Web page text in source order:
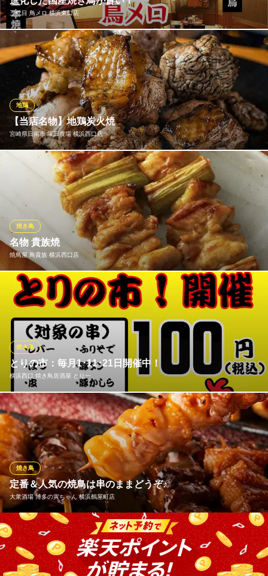
東急東横線横浜駅きた西口 徒歩2分
神奈川県横浜市神奈川区鶴屋町2-13-7 リッチモンドホテル横浜駅前2F
三代目 鳥メロ 横浜東口店
鳥メロの焼鳥が、さらにおいしく進化しました。看板商品の焼き
鳥は、国産チルド原料を使用し、仕込みから焼きまで工程を一
新。冷凍に頼らないチルドならではの鮮度と旨みで、ささみ串は
しっとり、レバー串は濃厚な味わいに。ひと口食べれば違いが分
かる、鳥メロ自慢の焼き鳥をぜひご堪能ください。
三代目 鳥メロ 横浜東口店
居酒屋 飲み放題 宴会
ＪＲ横浜駅東口 徒歩5分
神奈川県横浜市西区高島2-6-32 横浜東口ウィスポートビル2F
【当店名物】地鶏炭火焼
宮崎県日南市 塚田農場 横浜西口店
地鶏
看板料理の「地鶏炭火焼」。豪快な炭火で一気に焼き上げると、
噛むほどに口の中に香ばしい炭の香りが広がります！
宮崎県日南市 塚田農場 横浜西口店
地鶏と九州料理
ＪＲ根岸線横浜駅きた西口 徒歩1分
神奈川県横浜市西区北幸1-1-5 渡辺ビル3F
名物 貴族焼
焼鳥屋 鳥貴族 横浜西口店
焼き鳥
一串に90gという大きさを誇る「名物 貴族焼」は鳥貴族のこだわ
り。 鳥貴族の圧倒的な人気No.1メニューです。 おいしくて大きな
焼鳥でお客様も満足していただけると信じています。
焼鳥屋 鳥貴族 横浜西口店
焼鳥
ＪＲ横浜駅西口 徒歩4分
神奈川県横浜市西区南幸2-12-10 6F
とりの市：毎月1･11･21日開催中！
横浜西口 焼き鳥居酒屋 とり一
焼き鳥
自慢の串焼きは20種類以上！◇一番人気！手作り月見つくね1本3
00円！◇一品料理多数！オススメ黒板メニューも見逃せない！さ
らに！毎月1・11・21日は☆大好評『とりの市』開催！対象の串
焼き1本100円！（一部串焼きを除きます）
横浜西口 焼き鳥居酒屋 とり一
横浜居酒屋/焼き鳥
相鉄本線横浜駅西口 徒歩1分
神奈川県横浜市西区南幸1-5-27
定番＆人気の焼鳥は串のままどうぞ♪
大衆酒場 博多の寅ちゃん 横浜鶴屋町店
焼き鳥
じっくりと炭火で炙る焼き鳥は全国どこでも大人気！串のままガ
ブリと食べることで、旨味と温度が逃げません。人気No.1のつく
ね串は、とろ～り濃厚な卵の黄身とも相性抜群！九州・博多の屋
台を感じられるようなカジュアルな雰囲気で楽しむ串焼きは絶品♪